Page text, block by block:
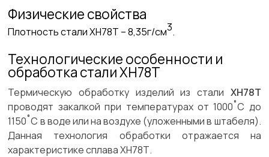
Физические свойства
Плотность стали ХН78Т –8,35г/см3.
Технологические особенности и
обработка стали ХН78Т
Термическую обработку изделий из стали ХН78Т
проводят закалкой при температурах от 1000˚С до
1150˚С в воде или на воздухе (уложенными в штабеля).
Данная технология обработки отражается на
характеристике сплава ХН78Т.